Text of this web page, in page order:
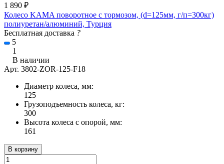
1 890 ₽
Колесо KAMA поворотное с тормозом, (d=125мм, г/п=300кг)
полиуретан/алюминий, Турция
Бесплатная доставка ?
5
1
В наличии
Арт. 3802-ZOR-125-F18
Диаметр колеса, мм:
125
Грузоподъемность колеса, кг:
300
Высота колеса с опорой, мм:
161
В корзину